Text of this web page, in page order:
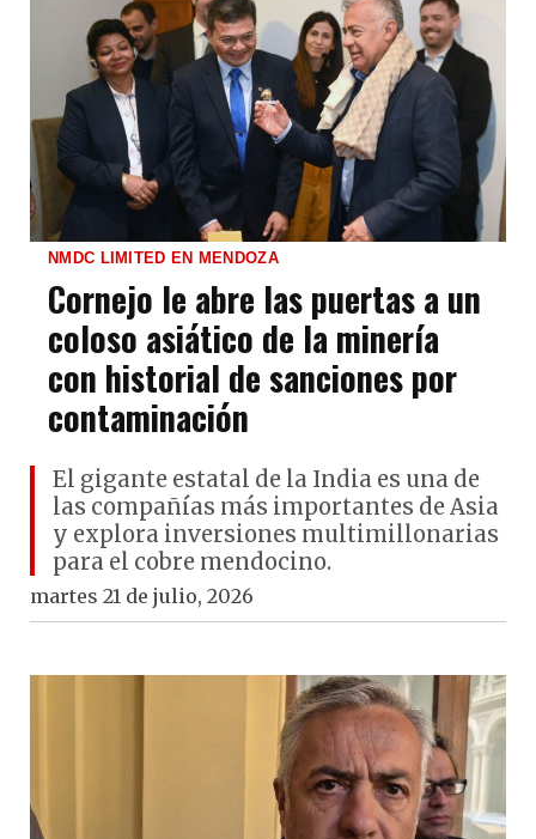
NMDC LIMITED EN MENDOZA
Cornejo le abre las puertas a un
coloso asiático de la minería
con historial de sanciones por
contaminación
El gigante estatal de la India es una de
las compañías más importantes de Asia
y explora inversiones multimillonarias
para el cobre mendocino.
martes 21 de julio, 2026